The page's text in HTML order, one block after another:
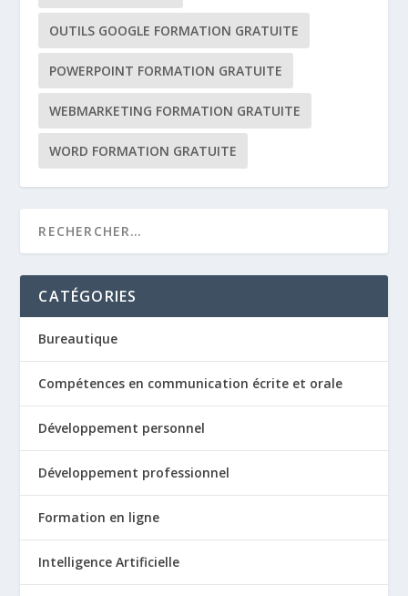
OUTILS GOOGLE FORMATION GRATUITE
POWERPOINT FORMATION GRATUITE
WEBMARKETING FORMATION GRATUITE
WORD FORMATION GRATUITE
CATÉGORIES
Bureautique
Compétences en communication écrite et orale
Développement personnel
Développement professionnel
Formation en ligne
Intelligence Artificielle